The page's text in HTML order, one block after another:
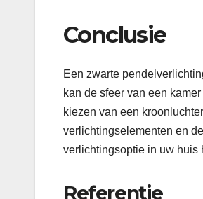
Conclusie
Een zwarte
kan de sfeer van een
kiezen van een
verlichtingselementen en
verlichtingsoptie in uw huis
Referentie